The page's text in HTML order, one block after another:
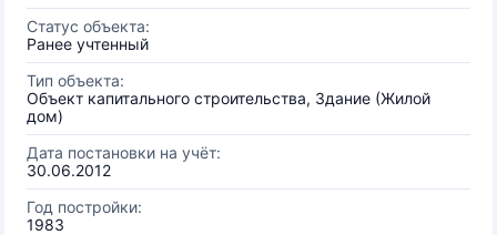
Статус объекта:
Ранее учтенный
Тип объекта:
Объект капитального строительства, Здание (Жилой
дом)
Дата постановки на учёт:
30.06.2012
Год постройки:
1983